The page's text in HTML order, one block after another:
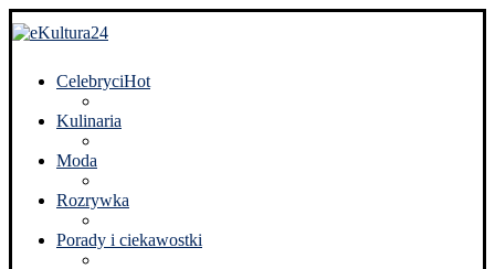
CelebryciHot
Kulinaria
Moda
Rozrywka
Porady i ciekawostki